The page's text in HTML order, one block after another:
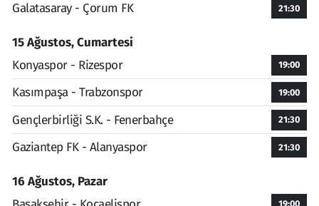
Galatasaray - Çorum FK
21:30
15 Ağustos, Cumartesi
Konyaspor - Rizespor
19:00
Kasımpaşa - Trabzonspor 19:00
Gençlerbirliği S.K. - Fenerbahçe 21:30
Gaziantep FK - Alanyaspor 21:30
16 Ağustos, Pazar
19:00